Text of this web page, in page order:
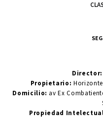
Director:
Propietario:
Domicilio: av Ex
Propiedad